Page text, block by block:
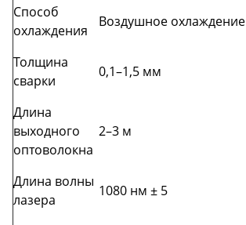
Способ
охлаждения
Воздушное охлаждение
Толщина
сварки
0,1–1,5 мм
Длина
выходного
оптоволокна
2–3 м
Длина волны
лазера
1080 нм ± 5